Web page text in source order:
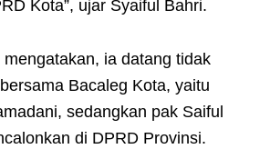
Kota”, ujar Syaiful Bahri.
ia datang tidak
Bacaleg Kota, yaitu
sedangkan pak Saiful
di DPRD Provinsi.